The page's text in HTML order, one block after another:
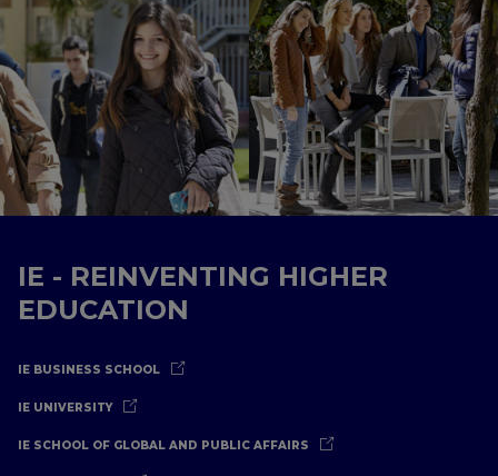
IE - REINVENTING HIGHER
EDUCATION
IE BUSINESS SCHOOL
IE UNIVERSITY
IE SCHOOL OF GLOBAL AND PUBLIC AFFAIRS